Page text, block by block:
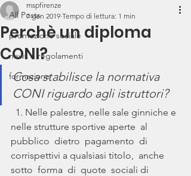
All Posts
promozione sociale
news e regolamenti
formazione
Perchè un diploma
CONI?
mspfirenze
7 gen 2019 Tempo di lettura: 1 min
Cosa stabilisce la normativa
CONI riguardo agli istruttori?
nelle strutture sportive aperte  al
pubblico  dietro  pagamento  di
corrispettivi a qualsiasi titolo,  anche
sotto  forma  di  quote  sociali di